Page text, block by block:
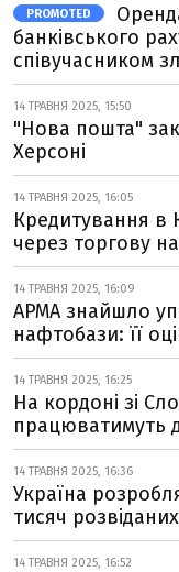
PROMOTED
банківського
співучасником
14 ТРАВНЯ 2025, 15:50
"Нова пошта"
Херсоні
14 ТРАВНЯ 2025, 16:05
Кредитування в
через торгову
14 ТРАВНЯ 2025, 16:09
АРМА знайшло
нафтобази: її
14 ТРАВНЯ 2025, 16:25
На кордоні зі
працюватимуть
14 ТРАВНЯ 2025, 16:36
Україна
тисяч
14 ТРАВНЯ 2025, 16:52